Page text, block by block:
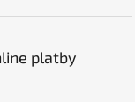
platby